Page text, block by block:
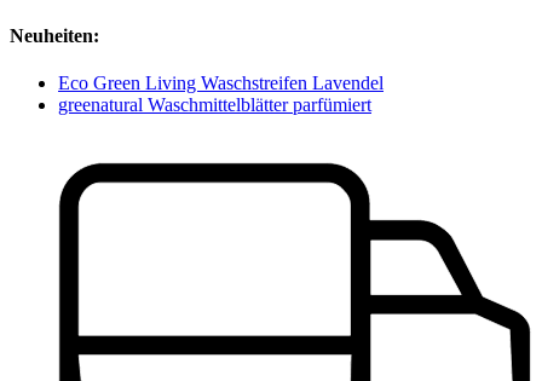
Neuheiten:
Eco Green Living Waschstreifen Lavendel
greenatural Waschmittelblätter parfümiert